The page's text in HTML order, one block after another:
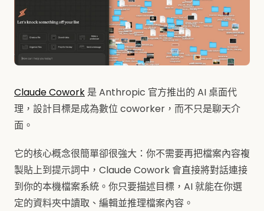
Claude Cowork是 Anthropic 官方推出的 AI 桌面代
理，設計目標是成為數位 coworker，而不只是聊天介
面。
它的核心概念很簡單卻很強大：你不需要再把檔案內容複
製貼上到提示詞中，Claude Cowork 會直接將對話連接
到你的本機檔案系統。你只要描述目標，AI 就能在你選
定的資料夾中讀取、編輯並推理檔案內容。